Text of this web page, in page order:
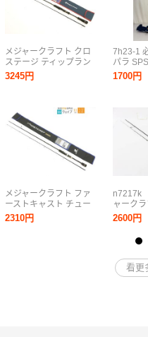
メジャークラフト クロ
ステージ ティップラン
CRXJ-S 682L/TE 美品
3245円
メジャークラフト ファ
ーストキャスト チュー
ブラー アジングモデル
FCS-T682AJI 美品
2310円
7h23-1
パラ
トウォー
ョア メ
1700円
n7217k
ャーク
AD3-
260721]
2600円
看更